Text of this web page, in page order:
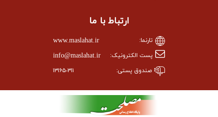
ارتباط با ما
تارنما: www.maslahat.ir
پست الکترونیک: info@maslahat.ir
صندوق پستی: ۱۳۱۶۵-۳۱۱